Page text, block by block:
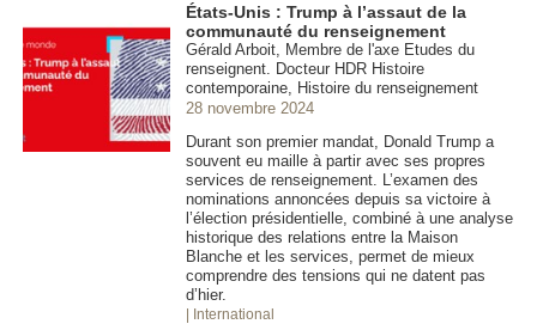
États-Unis : Trump à l’assaut de la
communauté du renseignement
Gérald Arboit, Membre de l'axe Etudes du
renseignent. Docteur HDR Histoire
contemporaine, Histoire du renseignement
28 novembre 2024
Durant son premier mandat, Donald Trump a
souvent eu maille à partir avec ses propres
services de renseignement. L’examen des
nominations annoncées depuis sa victoire à
l’élection présidentielle, combiné à une analyse
historique des relations entre la Maison
Blanche et les services, permet de mieux
comprendre des tensions qui ne datent pas
d’hier.
| International